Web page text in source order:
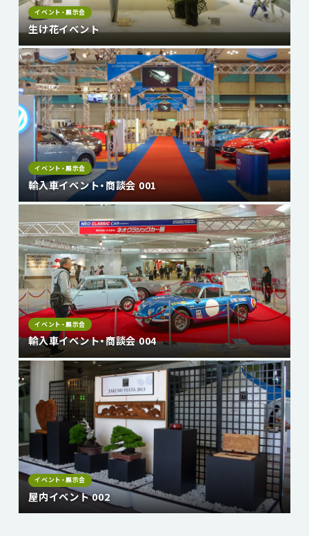
イベント・展示会
生け花イベント
イベント・展示会
輸入車イベント・商談会 001
イベント・展示会
輸入車イベント・商談会 004
イベント・展示会
屋内イベント 002